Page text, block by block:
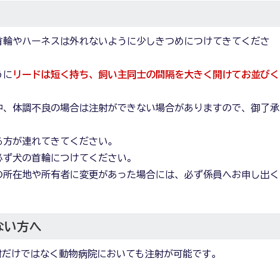
輪やハーネスは外れないように少しきつめにつけてきてくださ
に リードは短く持ち、飼い主同士の間隔を大きく開けてお並びく
体調不良の場合は注射ができない場合がありますので、御了承
が連れてきてください。
犬の首輪につけてください。
在地や所有者に変更があった場合には、必ず係員へお申し出く
い方へ
けではなく動物病院においても注射が可能です。